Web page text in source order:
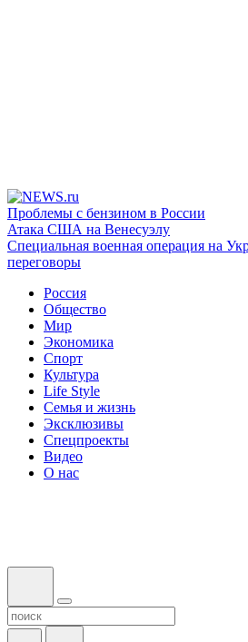
Проблемы с бензином в России
Атака США на Венесуэлу
Специальная военная операция на
переговоры
Россия
Общество
Мир
Экономика
Спорт
Культура
Life Style
Семья и жизнь
Эксклюзивы
Спецпроекты
Видео
О нас